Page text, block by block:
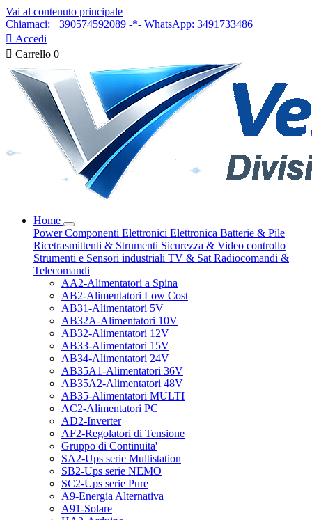
Vai al contenuto principale
Chiamaci: +390574592089 -*- WhatsApp: 3491733486
 Accedi
 Carrello 0
Home
PowerComponenti Elettronici Elettronica Batterie & Pile
Ricetrasmittenti & Strumenti Sicurezza & Video controllo
Strumenti e Sensori industriali TV & Sat Radiocomandi &
Telecomandi
AA2-Alimentatori a Spina
AB2-Alimentatori Low Cost
AB31-Alimentatori 5V
AB32A-Alimentatori 10V
AB32-Alimentatori 12V
AB33-Alimentatori 15V
AB34-Alimentatori 24V
AB35A1-Alimentatori 36V
AB35A2-Alimentatori 48V
AB35-Alimentatori MULTI
AC2-Alimentatori PC
AD2-Inverter
AF2-Regolatori di Tensione
Gruppo di Continuita'
SA2-Ups serie Multistation
SB2-Ups serie NEMO
SC2-Ups serie Pure
A9-Energia Alternativa
A91-Solare